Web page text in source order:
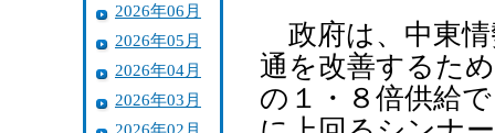
2026年06月
2026年05月
2026年04月
2026年03月
2026年02月
政府は、中東情
通を改善するた
の１・８倍供給